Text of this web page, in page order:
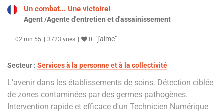
Un combat... Une victoire!
Agent /Agente d'entretien et d'assainissement
02 mn 55 3723 vues 0 "j'aime"
Secteur : Services à la personne et à la collectivité
L'avenir dans les établissements de soins. Détection ciblée
de zones contaminées par des germes pathogènes.
Intervention rapide et efficace d'un Technicien Numérique